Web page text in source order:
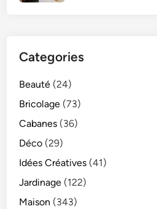
Categories
Beauté (24)
Bricolage (73)
Cabanes (36)
Déco (29)
Idées Créatives (41)
Jardinage (122)
Maison (343)